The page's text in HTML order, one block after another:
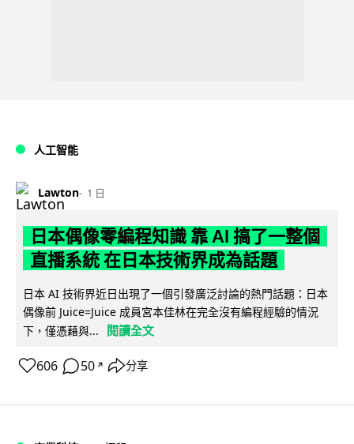
人工智能
Lawton 1 日
日本偶像零編程知識 靠 AI 搞了一整個
直播系統 在日本技術界成為話題
日本 AI 技術界近日出現了一個引發廣泛討論的熱門話題：日本
偶像前 Juice=Juice 成員宮本佳林在完全沒有編程經驗的情況
下，僅憑藉與...
閱讀全文
606 50 ↗ 分享